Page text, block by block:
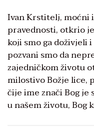
Ivan Krstitelj, moćni
pravednosti, otkrio
koji smo ga doživjeli
pozvani smo da
zajedničkom životu
milostivo Božje lice,
čije ime znači Bog
u našem životu, Bog